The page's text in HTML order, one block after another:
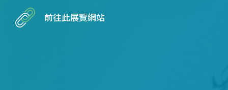
前往此展覽網站